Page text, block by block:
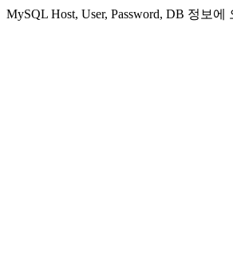
MySQL Host, User, Password, DB 정보